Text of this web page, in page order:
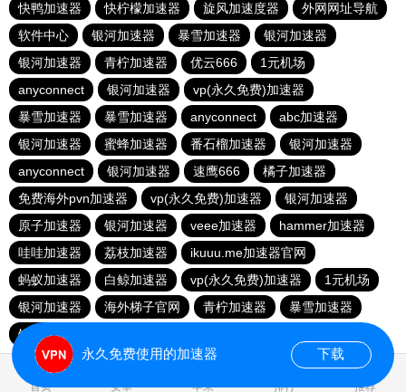
快鸭加速器
快柠檬加速器 旋风加速度器
外网网址导航
软件中心
银河加速器 暴雪加速器
银河加速器
银河加速器
青柠加速器 优云666
1元机场
anyconnect
银河加速器
vp(永久免费)加速器
暴雪加速器
暴雪加速器 anyconnect
abc加速器
银河加速器
蜜蜂加速器 番石榴加速器
银河加速器
anyconnect
银河加速器 速鹰666
橘子加速器
免费海外pvn加速器
vp(永久免费)加速器
银河加速器
原子加速器
银河加速器 veee加速器
hammer加速器
哇哇加速器
荔枝加速器
ikuuu.me加速器官网
蚂蚁加速器
白鲸加速器 vp(永久免费)加速器
1元机场
银河加速器
海外梯子官网 青柠加速器
暴雪加速器
银河加速器
首页 安卓 苹果 排行 推荐
永久免费使用的加速器 下载
0.055945s